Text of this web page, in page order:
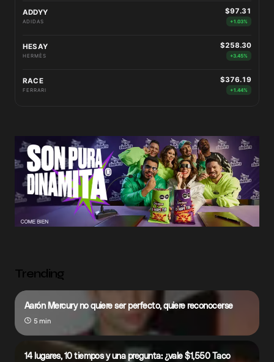
ADDYY
ADIDAS
$97.31
+1.03%
HESAY
HERMÈS
$258.30
+3.45%
RACE
FERRARI
$376.19
+1.44%
Trending
Aarón Mercury no quiere ser perfecto, quiere reconocerse
5 min
14 lugares, 10 tiempos y una pregunta: ¿vale $1,550 Taco